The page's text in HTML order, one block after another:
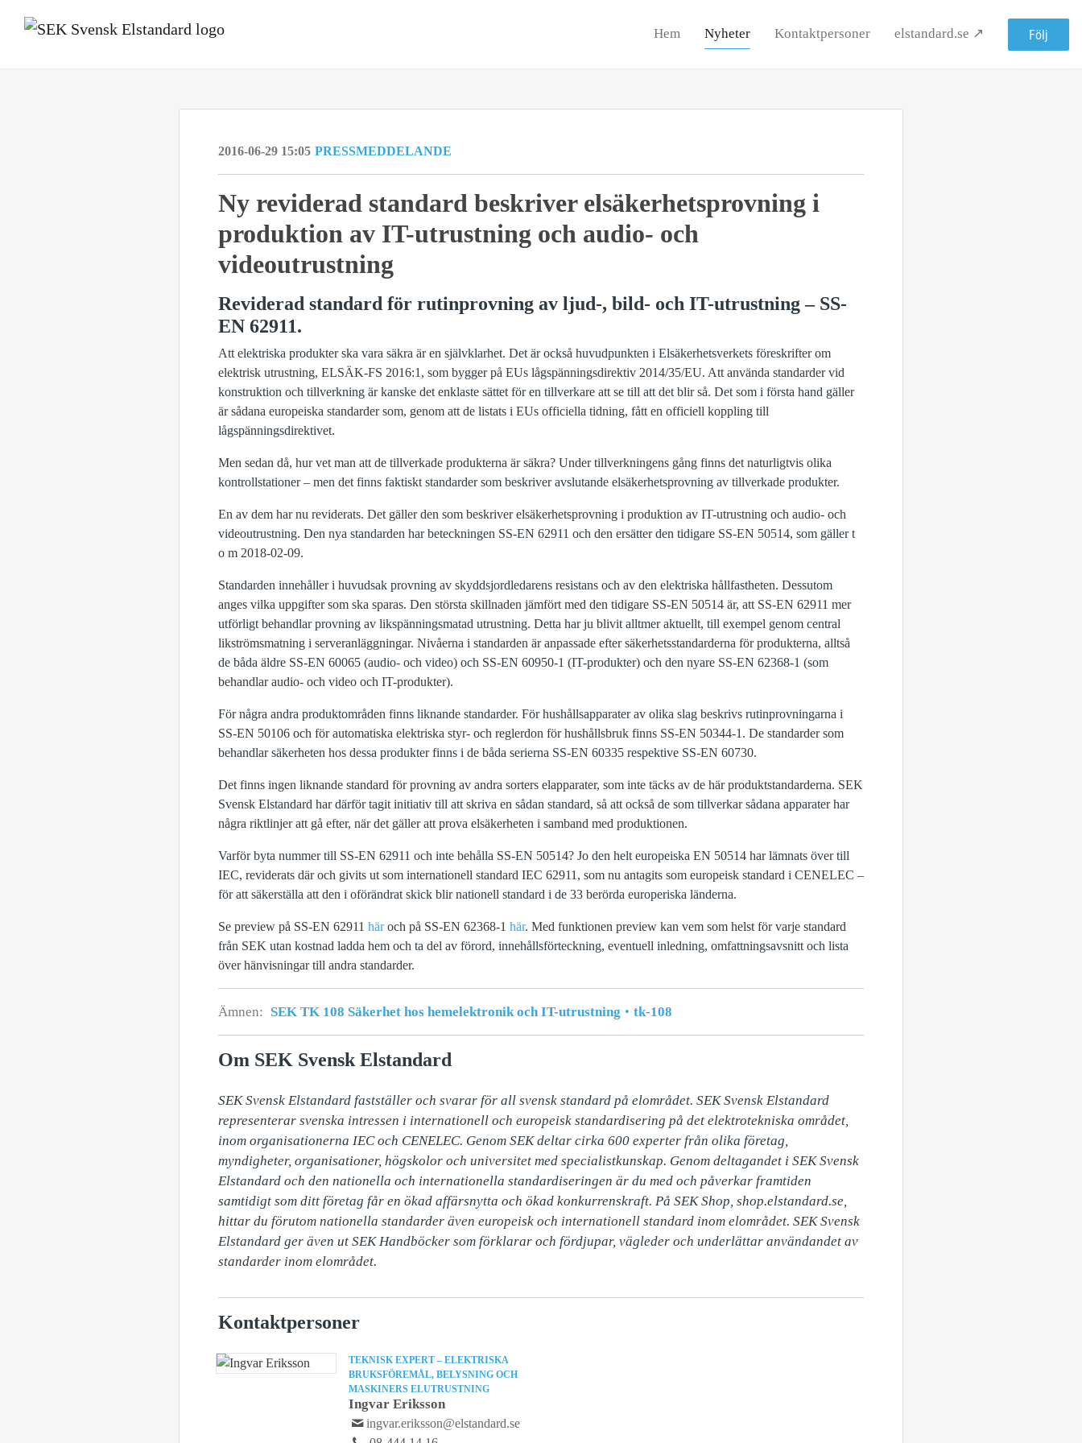
Hem Nyheter Kontaktpersoner elstandard.se ↗ Följ
2016-06-29 15:05 PRESSMEDDELANDE
Ny reviderad standard beskriver elsäkerhetsprovning i
produktion av IT-utrustning och audio- och
videoutrustning
Reviderad standard för rutinprovning av ljud-, bild- och IT-utrustning – SS-
EN 62911.
Att elektriska produkter ska vara säkra är en självklarhet. Det är också huvudpunkten i Elsäkerhetsverkets föreskrifter om
elektrisk utrustning, ELSÄK-FS 2016:1, som bygger på EUs lågspänningsdirektiv 2014/35/EU. Att använda standarder vid
konstruktion och tillverkning är kanske det enklaste sättet för en tillverkare att se till att det blir så. Det som i första hand gäller
är sådana europeiska standarder som, genom att de listats i EUs officiella tidning, fått en officiell koppling till
lågspänningsdirektivet.
Men sedan då, hur vet man att de tillverkade produkterna är säkra? Under tillverkningens gång finns det naturligtvis olika
kontrollstationer – men det finns faktiskt standarder som beskriver avslutande elsäkerhetsprovning av tillverkade produkter.
En av dem har nu reviderats. Det gäller den som beskriver elsäkerhetsprovning i produktion av IT-utrustning och audio- och
videoutrustning. Den nya standarden har beteckningen SS-EN 62911 och den ersätter den tidigare SS-EN 50514, som gäller t
o m 2018-02-09.
Standarden innehåller i huvudsak provning av skyddsjordledarens resistans och av den elektriska hållfastheten. Dessutom
anges vilka uppgifter som ska sparas. Den största skillnaden jämfört med den tidigare SS-EN 50514 är, att SS-EN 62911 mer
utförligt behandlar provning av likspänningsmatad utrustning. Detta har ju blivit alltmer aktuellt, till exempel genom central
likströmsmatning i serveranläggningar. Nivåerna i standarden är anpassade efter säkerhetsstandarderna för produkterna, alltså
de båda äldre SS-EN 60065 (audio- och video) och SS-EN 60950-1 (IT-produkter) och den nyare SS-EN 62368-1 (som
behandlar audio- och video och IT-produkter).
För några andra produktområden finns liknande standarder. För hushållsapparater av olika slag beskrivs rutinprovningarna i
SS-EN 50106 och för automatiska elektriska styr- och reglerdon för hushållsbruk finns SS-EN 50344-1. De standarder som
behandlar säkerheten hos dessa produkter finns i de båda serierna SS-EN 60335 respektive SS-EN 60730.
Det finns ingen liknande standard för provning av andra sorters elapparater, som inte täcks av de här produktstandarderna. SEK
Svensk Elstandard har därför tagit initiativ till att skriva en sådan standard, så att också de som tillverkar sådana apparater har
några riktlinjer att gå efter, när det gäller att prova elsäkerheten i samband med produktionen.
Varför byta nummer till SS-EN 62911 och inte behålla SS-EN 50514? Jo den helt europeiska EN 50514 har lämnats över till
IEC, reviderats där och givits ut som internationell standard IEC 62911, som nu antagits som europeisk standard i CENELEC –
för att säkerställa att den i oförändrat skick blir nationell standard i de 33 berörda europeriska länderna.
Se preview på SS-EN 62911 häroch på SS-EN 62368-1 här. Med funktionen preview kan vem som helst för varje standard
från SEK utan kostnad ladda hem och ta del av förord, innehållsförteckning, eventuell inledning, omfattningsavsnitt och lista
över hänvisningar till andra standarder.
Ämnen: SEK TK 108 Säkerhet hos hemelektronik och IT-utrustning tk-108
Om SEK Svensk Elstandard
SEK Svensk Elstandard fastställer och svarar för all svensk standard på elområdet. SEK Svensk Elstandard
representerar svenska intressen i internationell och europeisk standardisering på det elektrotekniska området,
inom organisationerna IEC och CENELEC. Genom SEK deltar cirka 600 experter från olika företag,
myndigheter, organisationer, högskolor och universitet med specialistkunskap. Genom deltagandet i SEK Svensk
Elstandard och den nationella och internationella standardiseringen är du med och påverkar framtiden
samtidigt som ditt företag får en ökad affärsnytta och ökad konkurrenskraft. På SEK Shop, shop.elstandard.se,
hittar du förutom nationella standarder även europeisk och internationell standard inom elområdet. SEK Svensk
Elstandard ger även ut SEK Handböcker som förklarar och fördjupar, vägleder och underlättar användandet av
standarder inom elområdet.
Kontaktpersoner
TEKNISK EXPERT – ELEKTRISKA
BRUKSFÖREMÅL, BELYSNING OCH
MASKINERS ELUTRUSTNING
Ingvar Eriksson
ingvar.eriksson@elstandard.se